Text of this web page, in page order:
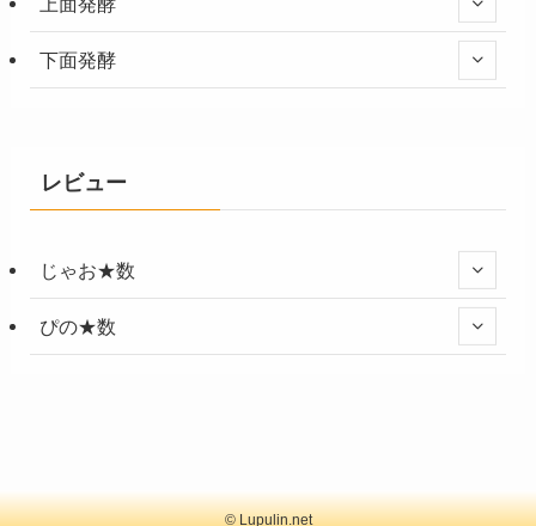
下面発酵
レビュー
じゃお★数
ぴの★数
©Lupulin.net